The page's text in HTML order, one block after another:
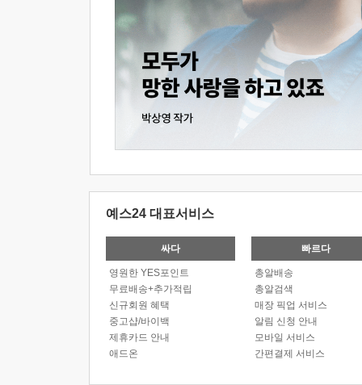
예스24 대표서비스
싸다
영원한 YES포인트
무료배송+추가적립
신규회원 혜택
중고샵/바이백
제휴카드 안내
애드온
빠르다
총알배송
총알검색
매장 픽업 서비스
알림 신청 안내
모바일 서비스
간편결제 서비스